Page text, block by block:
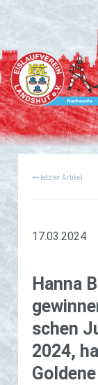
TEAMS
EVL
SPONSORING
FÖRDERUNG
PROFIS
GESUCHT
letzter Artikel
17.03.2024
Hanna
schen
2024,